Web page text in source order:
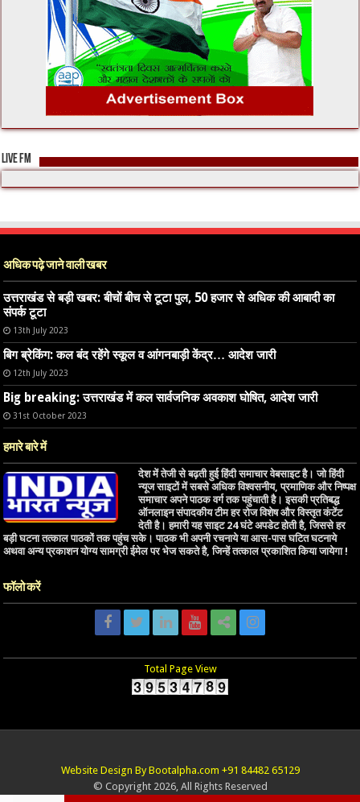
LIVE FM
अधिक पढ़े जाने वाली खबर
उत्तराखंड से बड़ी खबर: बीचों बीच से टूटा पुल, 50 हजार से अधिक की आबादी का
संपर्क टूटा
13th July 2023
बिग ब्रेकिंग: कल बंद रहेंगे स्कूल व आंगनबाड़ी केंद्र… आदेश जारी
12th July 2023
Big breaking: उत्तराखंड में कल सार्वजनिक अवकाश घोषित, आदेश जारी
31st October 2023
हमारे बारे में
देश में तेजी से बढ़ती हुई हिंदी समाचार वेबसाइट है। जो हिंदी
न्यूज साइटों में सबसे अधिक विश्वसनीय, प्रमाणिक और निष्पक्ष
समाचार अपने पाठक वर्ग तक पहुंचाती है। इसकी प्रतिबद्ध
ऑनलाइन संपादकीय टीम हर रोज विशेष और विस्तृत कंटेंट
देती है। हमारी यह साइट 24 घंटे अपडेट होती है, जिससे हर
बड़ी घटना तत्काल पाठकों तक पहुंच सके। पाठक भी अपनी रचनाये या आस-पास घटित घटनाये
अथवा अन्य प्रकाशन योग्य सामग्री ईमेल पर भेज सकते है, जिन्हें तत्काल प्रकाशित किया जायेगा !
फॉलो करें
Total Page View
Website Design By Bootalpha.com +91 84482 65129
© Copyright 2026, All Rights Reserved